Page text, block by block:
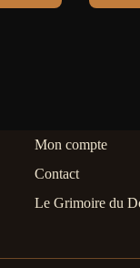
Mon compte
Contact
Le Grimoire du